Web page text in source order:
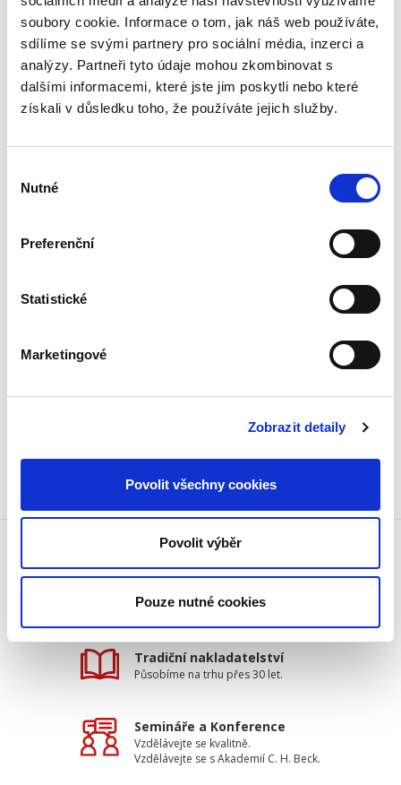
soubory cookie. Informace o tom, jak náš web používáte,
sdílíme se svými partnery pro sociální média, inzerci a
analýzy. Partneři tyto údaje mohou zkombinovat s
dalšími informacemi, které jste jim poskytli nebo které
získali v důsledku toho, že používáte jejich služby.
souhlasu
Nutné
Preferenční
Statistické
Marketingové
Zobrazit detaily
Povolit všechny cookies
Povolit výběr
Pouze nutné cookies
usnesení, ale i tzv. dissenty odlišná
stanoviska soudců, kteří nesouhlasí s
většinovým názorem Ústavního soudu.
Publikace je přehledně a systematicky
zpracována, přičemž každý nález je
opatřen výstižným názvem a právní větou,
která umožňuje rychlou a věcnou orientaci.
Vydání:
Doprava zdarma
při nákupu nad 1500 Kč.
Tradiční nakladatelství
Působíme na trhu přes 30 let.
Semináře a Konference
Vzdělávejte se kvalitně.
Vzdělávejte se s Akademií C. H. Beck.